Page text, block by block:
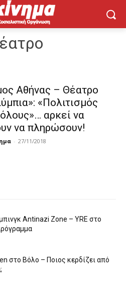
Αθήνας – Θέατρο
«Πολιτισμός
αρκεί να
να πληρώσουν!
- 27/11/2018
Antinazi Zone – YRE στο
στο Βόλο – Ποιος κερδίζει από